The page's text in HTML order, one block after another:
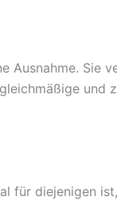
Sie
und
für diejenigen